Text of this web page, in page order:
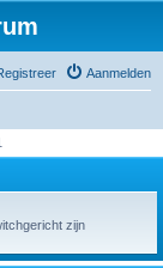
Aanmelden
zijn